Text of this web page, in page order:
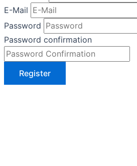
E-Mail
Password
Password confirmation
Register